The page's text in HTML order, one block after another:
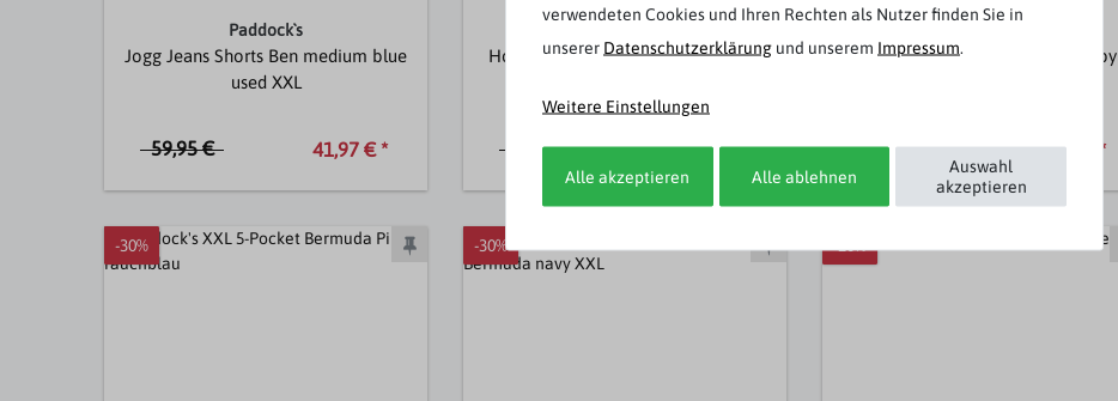
Paddock`s
Jogg Jeans Shorts Ben medium blue
used XXL
59,95 € 41,97 € *
Houston Übergrößen Cargo-Shorts
59,95 € 41,96 € *
XXL Jeans-Shorts grau used Casby
59,99 € 47,99 € *
-30% -30% -20%
verwendeten Cookies und Ihren Rechten als Nutzer finden Sie in
unserer Daten­schutz­erklärung und unserem Impressum.
Weitere Einstellungen
Alle akzeptieren Alle ablehnen
Auswahl
akzeptieren